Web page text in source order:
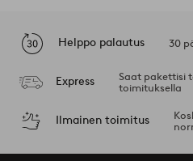
Helppo palautus 30
Express
Saat pakettisi
toimituksella
Ilmainen toimitus